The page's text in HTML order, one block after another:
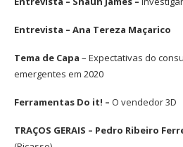
Entrevista – Ana Tereza Maçarico
Tema de Capa – Expectativas do
emergentes em 2020
Ferramentas Do it! – O vendedor 3D
TRAÇOS GERAIS – Pedro Ribeiro